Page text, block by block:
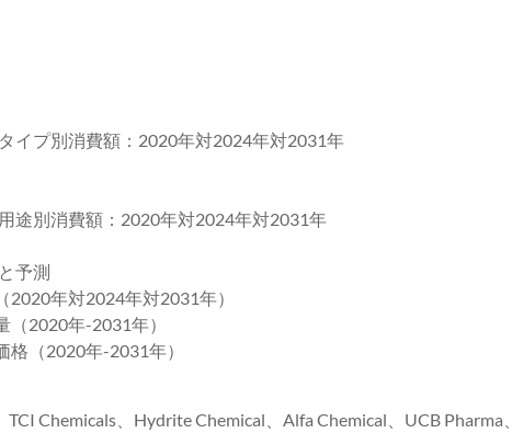
イプ別消費額：2020年対2024年対2031年
途別消費額：2020年対2024年対2031年
予測
2020年対2024年対2031年）
（2020年-2031年）
格（2020年-2031年）
Chemicals、Hydrite Chemical、Alfa Chemical、UCB Pharma、